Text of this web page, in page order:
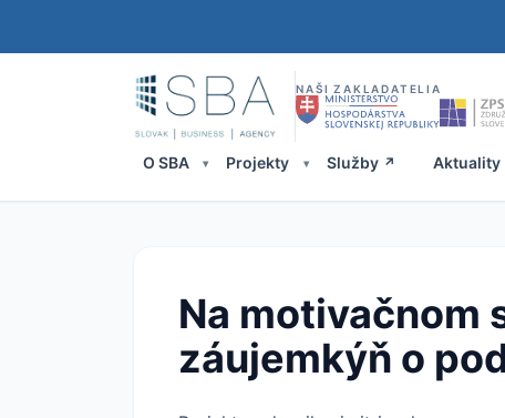
NAŠI ZAKLADATELIA
O SBA Projekty Služby Aktuality
Na motivačnom
záujemkýň o